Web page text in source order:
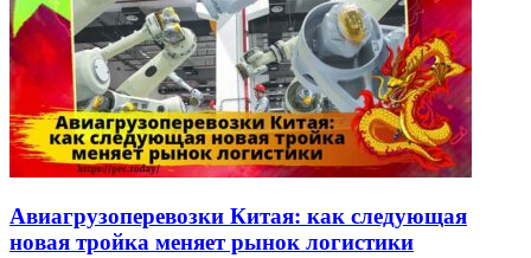
Авиагрузоперевозки Китая: как следующая
новая тройка меняет рынок логистики